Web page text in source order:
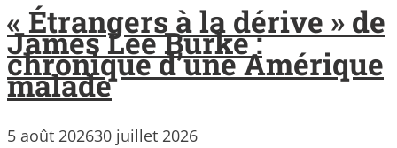
« Étrangers à la dérive » de
James Lee Burke :
chronique d’une Amérique
malade
5 août 202630 juillet 2026